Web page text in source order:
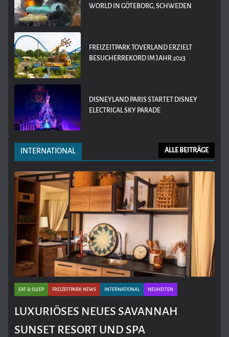
WORLD IN GÖTEBORG, SCHWEDEN
FREIZEITPARK TOVERLAND ERZIELT
BESUCHERREKORD IM JAHR 2023
DISNEYLAND PARIS STARTET DISNEY
ELECTRICAL SKY PARADE
INTERNATIONAL ALLE BEITRÄGE
EAT & SLEEP FREIZEITPARK NEWS INTERNATIONAL NEUHEITEN
LUXURIÖSES NEUES SAVANNAH
SUNSET RESORT UND SPA